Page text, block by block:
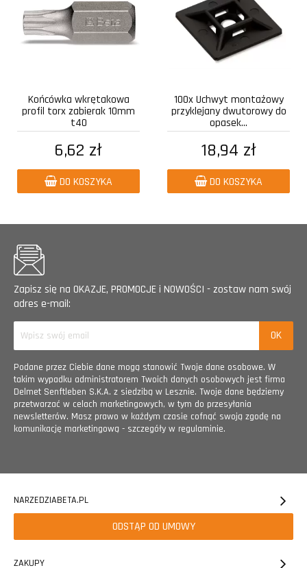
Końcówka wkrętakowa
profil torx zabierak 10mm
t40
6,62 zł
DO KOSZYKA
100x Uchwyt montażowy
przyklejany dwutorowy do
opasek...
18,94 zł
DO KOSZYKA
Zapisz się na OKAZJE, PROMOCJE i NOWOŚCI - zostaw nam swój
adres e-mail:
Podane przez Ciebie dane mogą stanowić Twoje dane osobowe. W
takim wypadku administratorem Twoich danych osobowych jest firma
Delmet Senftleben S.K.A. z siedzibą w Lesznie. Twoje dane będziemy
przetwarzać w celach marketingowych, w tym do przesyłania
newsletterów. Masz prawo w każdym czasie cofnąć swoją zgodę na
komunikację marketingową - szczegóły w regulaminie.
NARZEDZIABETA.PL
ODSTĄP OD UMOWY
ZAKUPY